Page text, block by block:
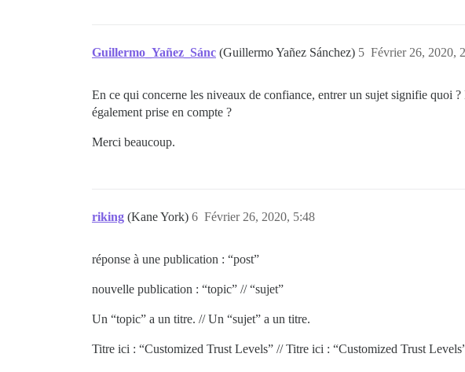
Guillermo_Yañez_Sánc (Guillermo Yañez Sánchez) Février 26, 2020,
5
En ce qui concerne les niveaux de confiance, entrer un sujet signifie quoi
également prise en compte ?
Merci beaucoup.
riking (Kane York) Février 26, 2020, 5:48
6
réponse à une publication : “post”
nouvelle publication : “topic” // “sujet”
Un “topic” a un titre. // Un “sujet” a un titre.
Titre ici : “Customized Trust Levels” // Titre ici : “Customized Trust